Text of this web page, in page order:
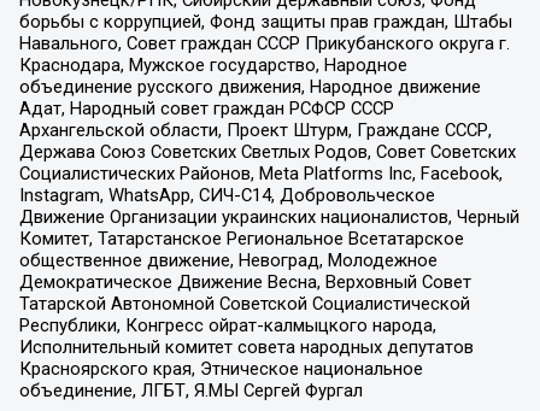
борьбы с коррупцией, Фонд защиты прав граждан, Штабы
Навального, Совет граждан СССР Прикубанского округа г.
Краснодара, Мужское государство, Народное
объединение русского движения, Народное движение
Адат, Народный совет граждан РСФСР СССР
Архангельской области, Проект Штурм, Граждане СССР,
Держава Союз Советских Светлых Родов, Совет Советских
Социалистических Районов, Meta Platforms Inc, Facebook,
Instagram, WhatsApp, СИЧ-С14, Добровольческое
Движение Организации украинских националистов, Черный
Комитет, Татарстанское Региональное Всетатарское
общественное движение, Невоград, Молодежное
Демократическое Движение Весна, Верховный Совет
Татарской Автономной Советской Социалистической
Республики, Конгресс ойрат-калмыцкого народа,
Исполнительный комитет совета народных депутатов
Красноярского края, Этническое национальное
объединение, ЛГБТ, Я.МЫ Сергей Фургал